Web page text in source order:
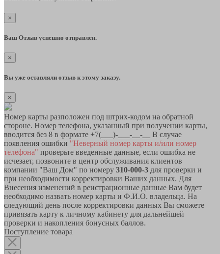
×
Ваш Отзыв успешно отправлен.
×
Вы уже оставляли отзыв к этому заказу.
×
Номер карты разположен под штрих-кодом на обратной
стороне. Номер телефона, указанный при получении карты,
вводится без 8 в формате +7(___)-___-__-__ В случае
появления ошибки "Неверный номер карты и/или номер
телефона" проверьте введенные данные, если ошибка не
исчезает, позвоните в центр обслуживания клиентов
компании "Ваш Дом" по номеру 310-000-3 для проверки и
при необходимости корректировки Ваших данных. Для
Внесения изменений в реистрационные данные Вам будет
необходимо назвать номер карты и Ф.И.О. владельца. На
следующий день после корректировки данных Вы сможете
привязать карту к личному кабинету для дальнейшей
проверки и накопления бонусных баллов.
Поступление товара